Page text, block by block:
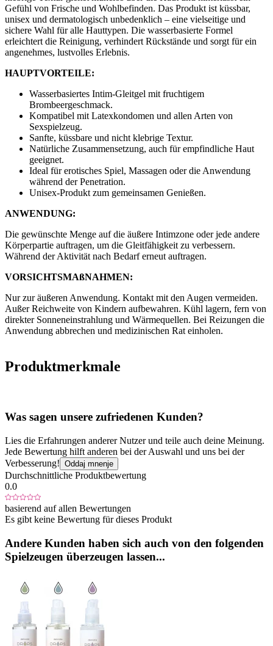
Gefühl von Frische und Wohlbefinden. Das Produkt ist küssbar,
unisex und dermatologisch unbedenklich – eine vielseitige und
sichere Wahl für alle Hauttypen. Die wasserbasierte Formel
erleichtert die Reinigung, verhindert Rückstände und sorgt für ein
angenehmes, lustvolles Erlebnis.
HAUPTVORTEILE:
Wasserbasiertes Intim-Gleitgel mit fruchtigem
Brombeergeschmack.
Kompatibel mit Latexkondomen und allen Arten von
Sexspielzeug.
Sanfte, küssbare und nicht klebrige Textur.
Natürliche Zusammensetzung, auch für empfindliche Haut
geeignet.
Ideal für erotisches Spiel, Massagen oder die Anwendung
während der Penetration.
Unisex-Produkt zum gemeinsamen Genießen.
ANWENDUNG:
Die gewünschte Menge auf die äußere Intimzone oder jede andere
Körperpartie auftragen, um die Gleitfähigkeit zu verbessern.
Während der Aktivität nach Bedarf erneut auftragen.
VORSICHTSMAßNAHMEN:
Nur zur äußeren Anwendung. Kontakt mit den Augen vermeiden.
Außer Reichweite von Kindern aufbewahren. Kühl lagern, fern von
direkter Sonneneinstrahlung und Wärmequellen. Bei Reizungen die
Anwendung abbrechen und medizinischen Rat einholen.
Produktmerkmale
Was sagen unsere zufriedenen Kunden?
Lies die Erfahrungen anderer Nutzer und teile auch deine Meinung.
Jede Bewertung hilft anderen bei der Auswahl und uns bei der
Verbesserung! Oddaj mnenje
Durchschnittliche Produktbewertung
0.0
basierend auf allen Bewertungen
Es gibt keine Bewertung für dieses Produkt
Andere Kunden haben sich auch von den folgenden
Spielzeugen überzeugen lassen...